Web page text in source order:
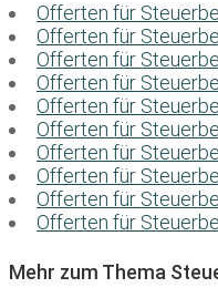
Offerten für
Offerten für
Offerten für
Offerten für
Offerten für
Offerten für
Offerten für
Offerten für
Offerten für
Offerten für
Mehr zum Thema